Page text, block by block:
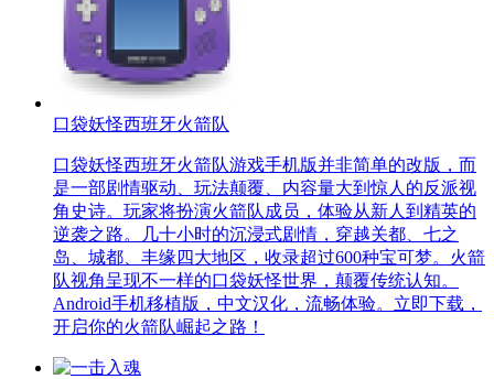
口袋妖怪西班牙火箭队
口袋妖怪西班牙火箭队游戏手机版并非简单的改版，而
是一部剧情驱动、玩法颠覆、内容量大到惊人的反派视
角史诗。玩家将扮演火箭队成员，体验从新人到精英的
逆袭之路。几十小时的沉浸式剧情，穿越关都、七之
岛、城都、丰缘四大地区，收录超过600种宝可梦。火箭
队视角呈现不一样的口袋妖怪世界，颠覆传统认知。
Android手机移植版，中文汉化，流畅体验。立即下载，
开启你的火箭队崛起之路！